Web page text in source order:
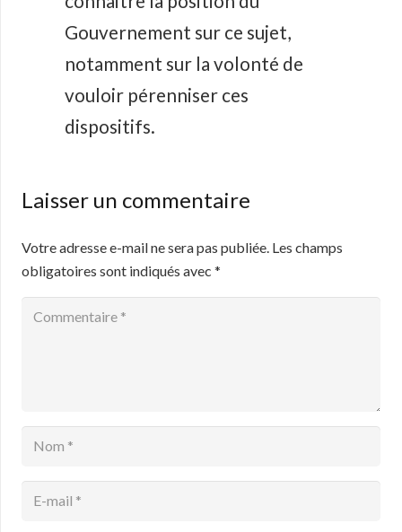
Gouvernement sur ce sujet,
notamment sur la volonté de
vouloir pérenniser ces
dispositifs.
Laisser un commentaire
Votre adresse e-mail ne sera pas publiée. Les champs
obligatoires sont indiqués avec *